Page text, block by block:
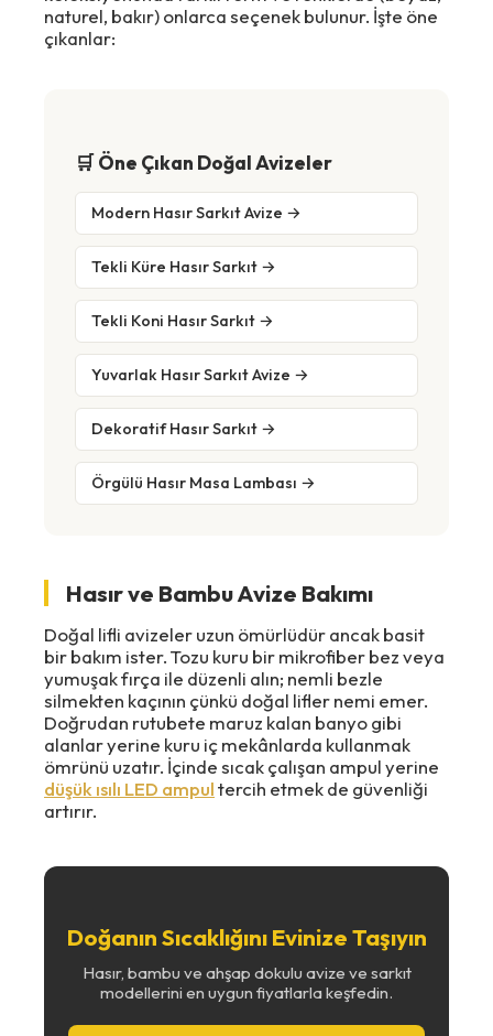
naturel, bakır) onlarca seçenek bulunur. İşte öne
çıkanlar:
🛒 Öne Çıkan Doğal Avizeler
Modern Hasır Sarkıt Avize →
Tekli Küre Hasır Sarkıt →
Tekli Koni Hasır Sarkıt →
Yuvarlak Hasır Sarkıt Avize →
Dekoratif Hasır Sarkıt →
Örgülü Hasır Masa Lambası →
Hasır ve Bambu Avize Bakımı
Doğal lifli avizeler uzun ömürlüdür ancak basit
bir bakım ister. Tozu kuru bir mikrofiber bez veya
yumuşak fırça ile düzenli alın; nemli bezle
silmekten kaçının çünkü doğal lifler nemi emer.
Doğrudan rutubete maruz kalan banyo gibi
alanlar yerine kuru iç mekânlarda kullanmak
ömrünü uzatır. İçinde sıcak çalışan ampul yerine
düşük ısılı LED ampultercih etmek de güvenliği
artırır.
Doğanın Sıcaklığını Evinize Taşıyın
Hasır, bambu ve ahşap dokulu avize ve sarkıt
modellerini en uygun fiyatlarla keşfedin.